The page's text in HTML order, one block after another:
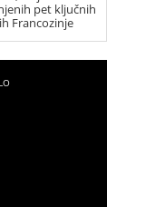
pet ključnih
Francozinje